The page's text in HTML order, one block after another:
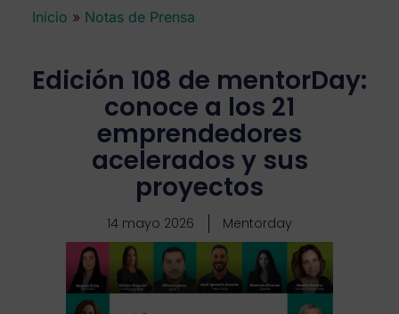
Inicio » Notas de Prensa
Edición 108 de mentorDay:
conoce a los 21
emprendedores
acelerados y sus
proyectos
14 mayo 2026 Mentorday